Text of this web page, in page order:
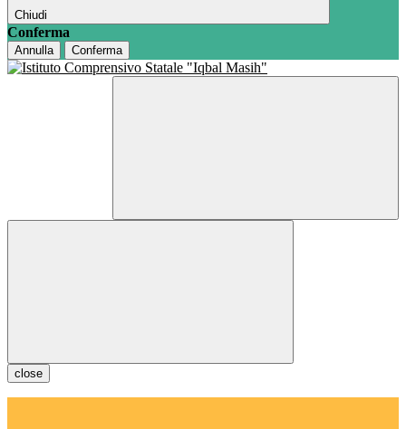
Chiudi
Conferma
Annulla Conferma
close